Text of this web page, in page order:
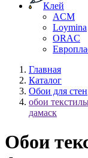
Клей
ACM
Loymina
ORAC
Главная
Каталог
Обои для стен
обои
дамаск
Обои